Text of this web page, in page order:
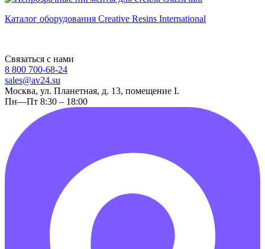
Каталог оборудования Creative Resins International
Связаться с нами
8 800 700-68-24
sales@av24.su
Москва, ул. Планетная, д. 13, помещение I.
Пн—Пт 8:30 – 18:00